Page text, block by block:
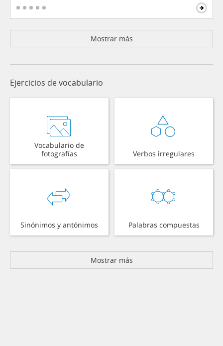
Mostrar más
Ejercicios de vocabulario
Vocabulario de
fotografías
Verbos irregulares
Sinónimos y antónimos Palabras compuestas
Mostrar más